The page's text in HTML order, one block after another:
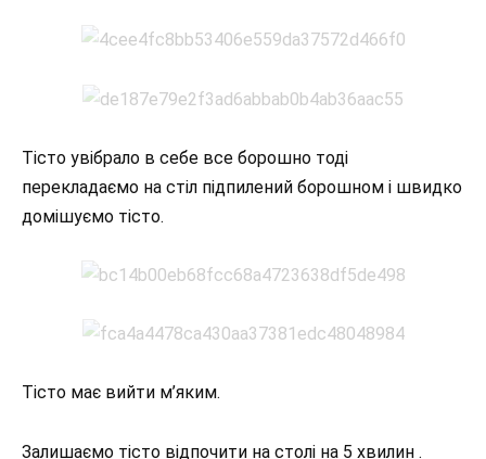
Тісто увібрало в себе все борошно тоді
перекладаємо на стіл підпилений борошном і швидко
домішуємо тісто.
Тісто має вийти м’яким.
Залишаємо тісто відпочити на столі на 5 хвилин .